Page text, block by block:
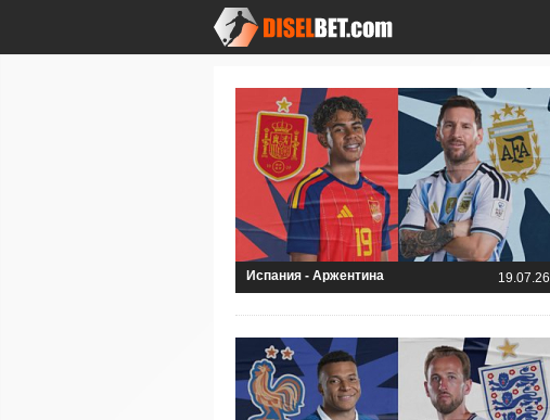
Испания - Аржентина 19.07.26